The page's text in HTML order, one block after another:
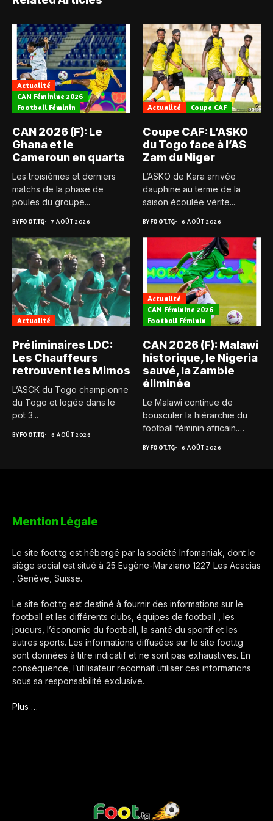
Actualité
CAN Féminine 2026
Football Féminin
CAN 2026 (F): Le
Ghana et le
Cameroun en quarts
Les troisièmes et derniers
matchs de la phase de
poules du groupe...
BYFOOT.TG 7 AOÛT 2026
Actualité Coupe CAF
Coupe CAF: L’ASKO
du Togo face à l’AS
Zam du Niger
L’ASKO de Kara arrivée
dauphine au terme de la
saison écoulée vérite...
BYFOOT.TG 6 AOÛT 2026
Actualité
Préliminaires LDC:
Les Chauffeurs
retrouvent les Mimos
L’ASCK du Togo championne
du Togo et logée dans le
pot 3...
BYFOOT.TG 6 AOÛT 2026
Actualité
CAN Féminine 2026
Football Féminin
CAN 2026 (F): Malawi
historique, le Nigeria
sauvé, la Zambie
éliminée
Le Malawi continue de
bousculer la hiérarchie du
football féminin africain.
BYFOOT.TG 6 AOÛT 2026
Mention Légale
Le site foot.tg est hébergé par la société Infomaniak, dont le
siège social est situé à 25 Eugène-Marziano 1227 Les Acacias
, Genève, Suisse.
Le site foot.tg est destiné à fournir des informations sur le
football et les différents clubs, équipes de football , les
joueurs, l’économie du football, la santé du sportif et les
autres sports. Les informations diffusées sur le site foot.tg
sont données à titre indicatif et ne sont pas exhaustives. En
conséquence, l’utilisateur reconnaît utiliser ces informations
sous sa responsabilité exclusive.
Plus …